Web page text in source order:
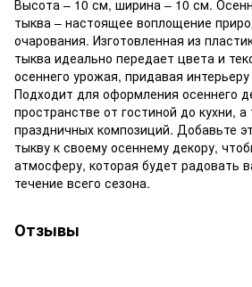
Высота – 10 см, ширина – 10 см.
тыква – настоящее воплощение
очарования. Изготовленная из
тыква идеально передает цвета и
осеннего урожая, придавая
Подходит для оформления осеннего
пространстве от гостиной до кухни,
праздничных композиций. Добавьте
тыкву к своему осеннему декору,
атмосферу, которая будет радовать
течение всего сезона.
Отзывы